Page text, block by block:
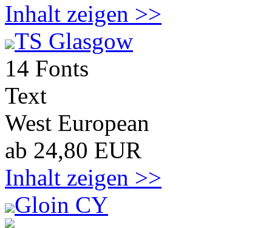
Inhalt zeigen >>
TS Glasgow
14 Fonts
Text
West European
ab 24,80 EUR
Inhalt zeigen >>
Gloin CY